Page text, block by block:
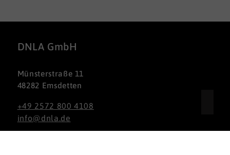
DNLA GmbH
Münsterstraße 11
48282 Emsdetten
+49 2572 800 4108
info@dnla.de